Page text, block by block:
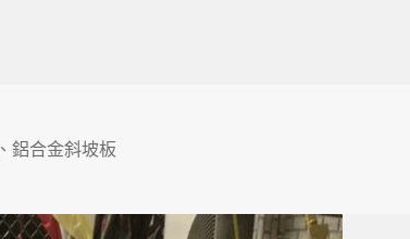
、鋁合金斜坡板